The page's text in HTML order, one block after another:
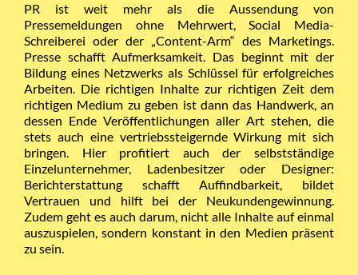
PR ist weit mehr als die Aussendung von
Pressemeldungen ohne Mehrwert, Social Media-
Schreiberei oder der „Content-Arm“ des Marketings.
Presse schafft Aufmerksamkeit. Das beginnt mit der
Bildung eines Netzwerks als Schlüssel für erfolgreiches
Arbeiten. Die richtigen Inhalte zur richtigen Zeit dem
richtigen Medium zu geben ist dann das Handwerk, an
dessen Ende Veröffentlichungen aller Art stehen, die
stets auch eine vertriebssteigernde Wirkung mit sich
bringen. Hier profitiert auch der selbstständige
Einzelunternehmer, Ladenbesitzer oder Designer:
Berichterstattung schafft Auffindbarkeit, bildet
Vertrauen und hilft bei der Neukundengewinnung.
Zudem geht es auch darum, nicht alle Inhalte auf einmal
auszuspielen, sondern konstant in den Medien präsent
zu sein.